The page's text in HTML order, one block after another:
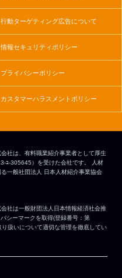
行動ターゲティング広告について
情報セキュリティポリシー
プライバシーポリシー
カスタマーハラスメントポリシー